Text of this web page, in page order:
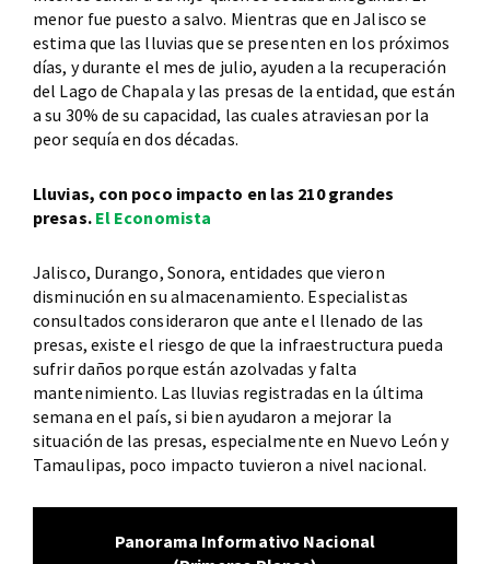
menor fue puesto a salvo. Mientras que en Jalisco se
estima que las lluvias que se presenten en los próximos
días, y durante el mes de julio, ayuden a la recuperación
del Lago de Chapala y las presas de la entidad, que están
a su 30% de su capacidad, las cuales atraviesan por la
peor sequía en dos décadas.
Lluvias, con poco impacto en las 210 grandes
presas.El Economista
Jalisco, Durango, Sonora, entidades que vieron
disminución en su almacenamiento. Especialistas
consultados consideraron que ante el llenado de las
presas, existe el riesgo de que la infraestructura pueda
sufrir daños porque están azolvadas y falta
mantenimiento. Las lluvias registradas en la última
semana en el país, si bien ayudaron a mejorar la
situación de las presas, especialmente en Nuevo León y
Tamaulipas, poco impacto tuvieron a nivel nacional.
Panorama Informativo Nacional